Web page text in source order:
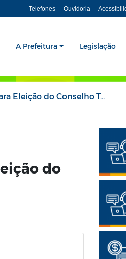
Telefones Ouvidoria
A Prefeitura Legislação
do Conselho Tutelar
do